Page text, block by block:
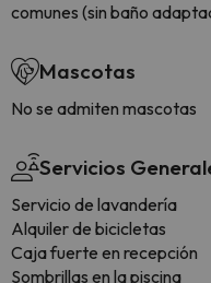
comunes (sin baño
Mascotas
No se admiten mascotas
Servicios
Servicio de lavandería
Alquiler de bicicletas
Caja fuerte en recepción
Sombrillas en la piscina